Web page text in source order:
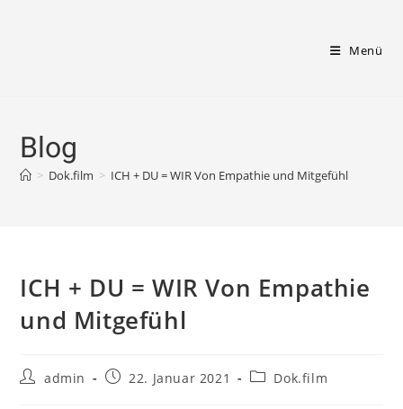
Menü
Blog
> Dok.film > ICH + DU = WIR Von Empathie und Mitgefühl
ICH + DU = WIR Von Empathie
und Mitgefühl
Beitrags-
admin
Beitrag22. Januar 2021
Beitrags-
Dok.film